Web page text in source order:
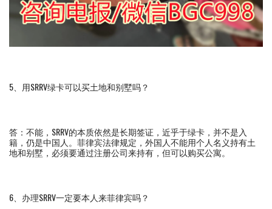
5、用SRRV绿卡可以买土地和别墅吗？
答：不能，SRRV的本质依然是长期签证，近乎于绿卡，并不是入
籍，仍是中国人。菲律宾法律规定，外国人不能用个人名义持有土
地和别墅，必须要通过注册公司来持有，但可以购买公寓。
6、办理SRRV一定要本人来菲律宾吗？